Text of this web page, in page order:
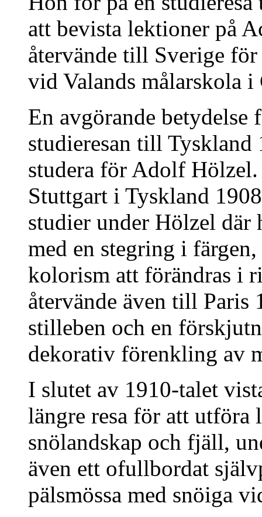
att bevista lektioner på
återvände till Sverige
vid Valands målarskola i
En avgörande betydelse
studieresan till
studera för Adolf
Stuttgart i Tyskland
studier under Hölzel
med en stegring i
kolorism att förändras i
återvände även till Paris
stilleben och en
dekorativ förenkling av
I slutet av 1910-talet
längre resa för att utföra
snölandskap och fjäll,
även ett ofullbordat
pälsmössa med snöiga